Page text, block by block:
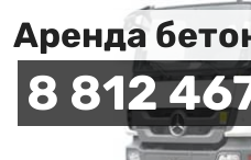
Аренда
8 812